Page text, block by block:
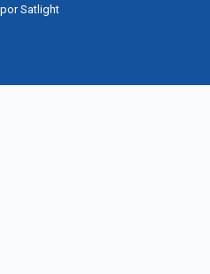
Satlight